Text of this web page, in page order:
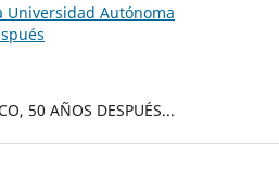
Universidad Autónoma
50 AÑOS DESPUÉS...